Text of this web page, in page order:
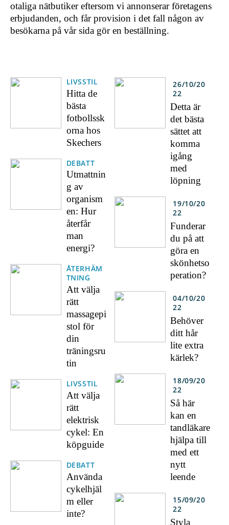
otaliga nätbutiker eftersom vi annonserar företagens
erbjudanden, och får provision i det fall någon av
besökarna på vår sida gör en beställning.
LIVSSTIL
Hitta de
bästa
fotbollssk
orna hos
Skechers
DEBATT
Utmattnin
g av
organism
en: Hur
återfår
man
energi?
ÅTERHÄM
TNING
Att välja
rätt
massagepi
stol för
din
träningsru
tin
LIVSSTIL
Att välja
rätt
elektrisk
cykel: En
köpguide
DEBATT
Använda
cykelhjäl
m eller
inte?
26/10/20
22
Detta är
det bästa
sättet att
komma
igång
med
löpning
19/10/20
22
Funderar
du på att
göra en
skönhetso
peration?
04/10/20
22
Behöver
ditt hår
lite extra
kärlek?
18/09/20
22
Så här
kan en
tandläkare
hjälpa till
med ett
nytt
leende
15/09/20
22
Styla